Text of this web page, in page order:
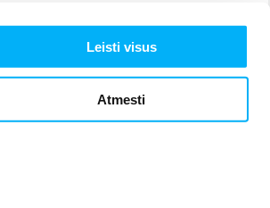
Leisti visus
Atmesti